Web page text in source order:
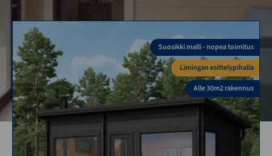
Suosikki malli - nopea toimitus
Limingan esittelypihalla
Alle 30m2 rakennus